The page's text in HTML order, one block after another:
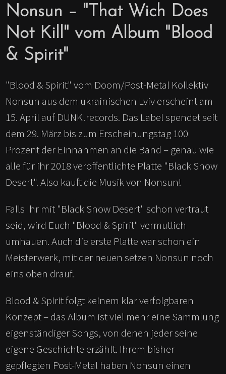
Nonsun – "That Wich Does
Not Kill" vom Album "Blood
& Spirit"
"Blood & Spirit" vom Doom/Post-Metal Kollektiv
Nonsun aus dem ukrainischen Lviv erscheint am
15. April auf DUNK!records. Das Label spendet seit
dem 29. März bis zum Erscheinungstag 100
Prozent der Einnahmen an die Band – genau wie
alle für ihr 2018 veröffentlichte Platte "Black Snow
Desert". Also kauft die Musik von Nonsun!
Falls Ihr mit "Black Snow Desert" schon vertraut
seid, wird Euch "Blood & Spirit" vermutlich
umhauen. Auch die erste Platte war schon ein
Meisterwerk, mit der neuen setzen Nonsun noch
eins oben drauf.
Blood & Spirit folgt keinem klar verfolgbaren
Konzept – das Album ist viel mehr eine Sammlung
eigenständiger Songs, von denen jeder seine
eigene Geschichte erzählt. Ihrem bisher
gepflegten Post-Metal haben Nonsun einen